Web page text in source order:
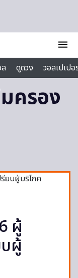
menu
ดูดวง
วอลเปเป
ครอง
ผู้
ผู้